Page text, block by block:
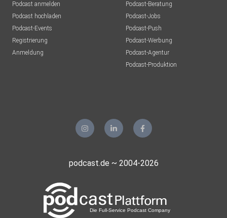
Podcast anmelden
Podcast hochladen
Podcast-Events
Registrierung
Anmeldung
Podcast-Beratung
Podcast-Jobs
Podcast-Push
Podcast-Werbung
Podcast-Agentur
Podcast-Produktion
podcast.de ~ 2004-2026